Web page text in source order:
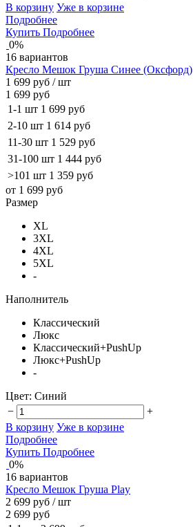
В корзину Уже в корзине
Подробнее
Купить Подробнее
0%
16 вариантов
Кресло Мешок Груша Синее (Оксфорд)
1 699 руб / шт
1 699 руб
1-1 шт 1 699 руб
2-10 шт 1 614 руб
11-30 шт 1 529 руб
31-100 шт 1 444 руб
>101 шт 1 359 руб
от 1 699 руб
Размер
XL
3XL
4XL
5XL
-
Наполнитель
Классический
Люкс
Классический+PushUp
Люкс+PushUp
-
Цвет: Синий
−
+
В корзину Уже в корзине
Подробнее
Купить Подробнее
0%
16 вариантов
Кресло Мешок Груша Play
2 699 руб / шт
2 699 руб